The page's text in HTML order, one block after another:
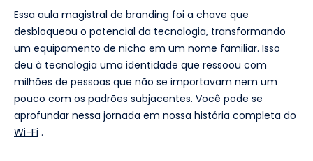
Essa aula magistral de branding foi a chave que
desbloqueou o potencial da tecnologia, transformando
um equipamento de nicho em um nome familiar. Isso
deu à tecnologia uma identidade que ressoou com
milhões de pessoas que não se importavam nem um
pouco com os padrões subjacentes. Você pode se
aprofundar nessa jornada em nossa história completa do
Wi-Fi .